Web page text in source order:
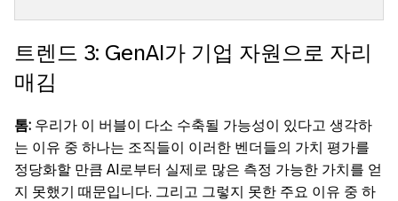
트렌드 3: GenAI가 기업 자원으로 자리
매김
톰: 우리가 이 버블이 다소 수축될 가능성이 있다고 생각하
는 이유 중 하나는 조직들이 이러한 벤더들의 가치 평가를
정당화할 만큼 AI로부터 실제로 많은 측정 가능한 가치를 얻
지 못했기 때문입니다. 그리고 그렇지 못한 주요 이유 중 하